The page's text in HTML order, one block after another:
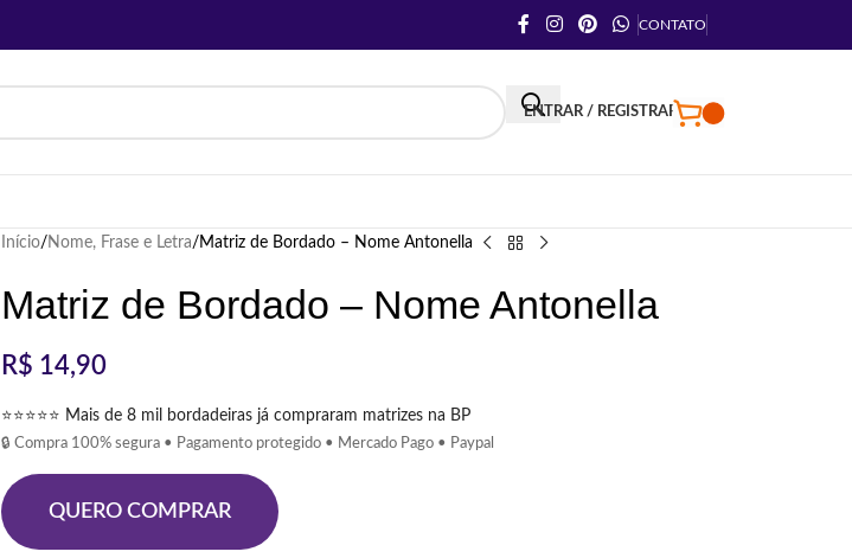
CONTATO
ENTRAR / REGISTRAR
Início Nome, Frase e Letra Matriz de Bordado – Nome Antonella
Matriz de Bordado – Nome Antonella
R$ 14,90
⭐⭐⭐⭐⭐ Mais de 8 mil bordadeiras já compraram matrizes na BP
🔒 Compra 100% segura • Pagamento protegido • Mercado Pago • Paypal
QUERO COMPRAR